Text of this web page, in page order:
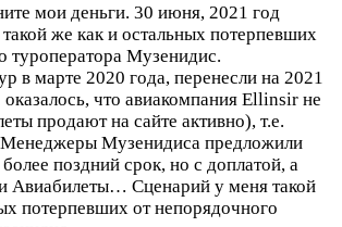
мои деньги. 30 июня, 2021 год
же как и остальных потерпевших
туроператора Музенидис.
в марте 2020 года, перенесли на 2021
что авиакомпания Ellinsir не
продают на сайте активно), т.е.
Менеджеры Музенидиса предложили
поздний срок, но с доплатой, а
Авиабилеты… Сценарий у меня такой
потерпевших от непорядочного